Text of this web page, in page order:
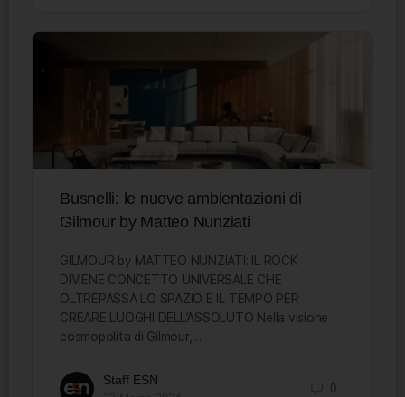
Busnelli: le nuove ambientazioni di
Gilmour by Matteo Nunziati
GILMOUR by MATTEO NUNZIATI: IL ROCK
DIVIENE CONCETTO UNIVERSALE CHE
OLTREPASSA LO SPAZIO E IL TEMPO PER
CREARE LUOGHI DELL’ASSOLUTO Nella visione
cosmopolita di Gilmour,…
Staff ESN
0